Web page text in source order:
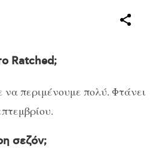
Ratched;
περιμένουμε πολύ. Φτάνει
σεζόν;